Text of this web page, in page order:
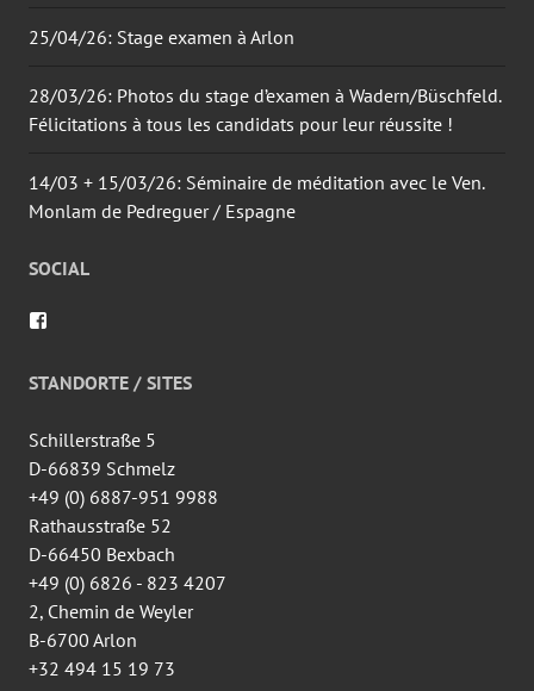
25/04/26: Stage examen à Arlon
28/03/26: Photos du stage d’examen à Wadern/Büschfeld.
Félicitations à tous les candidats pour leur réussite !
14/03 + 15/03/26: Séminaire de méditation avec le Ven.
Monlam de Pedreguer / Espagne
SOCIAL
de
wingtsun.arlon
Facebook
STANDORTE / SITES
Schillerstraße 5
D-66839 Schmelz
+49 (0) 6887-951 9988
Rathausstraße 52
D-66450 Bexbach
+49 (0) 6826 - 823 4207
2, Chemin de Weyler
B-6700 Arlon
+32 494 15 19 73